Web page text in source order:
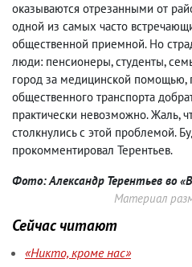
оказываются отрезанными от
одной из самых часто
общественной приемной. Но
люди: пенсионеры, студенты,
город за медицинской помощью,
общественного транспорта
практически невозможно. Жаль,
столкнулись с этой проблемой.
прокомментировал Терентьев.
Фото: Александр Терентьев во
Материал
Сейчас читают
«Никто, кроме нас»